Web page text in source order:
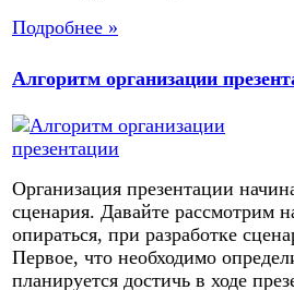
Подробнее »
Алгоритм организации
Организация презентации
сценария. Давайте рассмотрим
опираться, при разработке
Первое, что необходимо
планируется достичь в ходе